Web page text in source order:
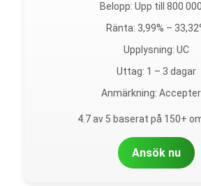
Belopp: Upp till 800
Ränta: 3,99% –
Upplysning: UC
Uttag: 1 – 3 dagar
Anmärkning:
4.7 av 5 baserat på 150+
Ansök nu